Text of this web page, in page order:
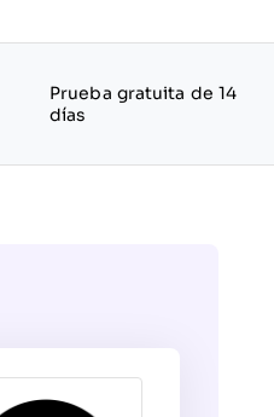
Prueba gratuita de 14
días